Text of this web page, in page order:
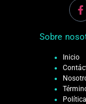
Sobre
Inicio